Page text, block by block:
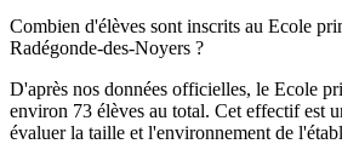
Combien d'élèves sont inscrits au Ecole
Radégonde-des-Noyers ?
D'après nos données officielles, le Ecole
environ 73 élèves au total. Cet effectif est
évaluer la taille et l'environnement de